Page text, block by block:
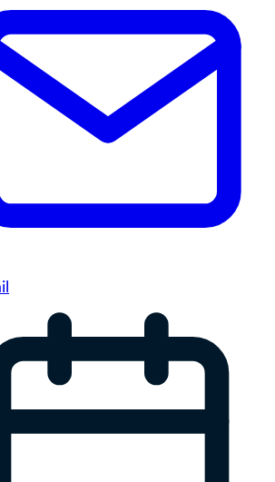
Gegenteil: Die klassischen SEO-
technische Sauberkeit,
Ladegeschwindigkeit,
sind nach wie vor
für eine gute digitale
heute am besten in
GEO-Prinzipien: SEO sorgt also
und Sichtbarkeit in
GEO sorgt für Präsenz in KI-
Content-
GEO: Inhalte müssen